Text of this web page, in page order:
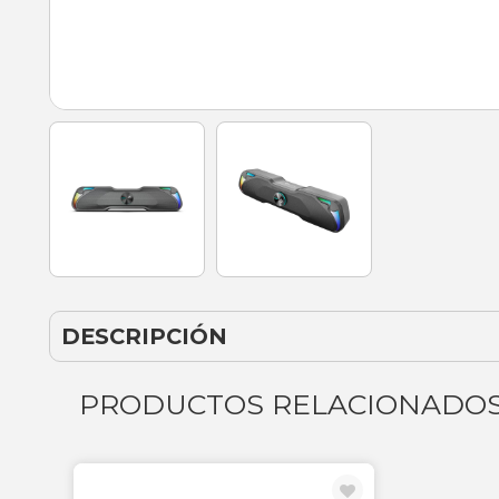
DESCRIPCIÓN
PRODUCTOS